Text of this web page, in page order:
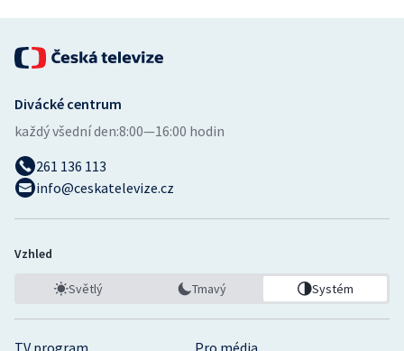
TV program Pro média
Divácké centrum
každý všední den:8:00—16:00 hodin
261 136 113
info@ceskatelevize.cz
Vzhled
Světlý Tmavý Systém